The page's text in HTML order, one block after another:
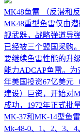
MK48鱼雷
（反潜和
MK48重型鱼雷仅由
舰武器，战略弹道导
已经被三个盟国采购
要继续鱼雷性能的升
能力ADCAP鱼雷。为
年美国投资67亿美元
建设）巨资，开始对
成功，1972年正式批
MK-37和MK-14型鱼
Mk-48-0、1、2、3、